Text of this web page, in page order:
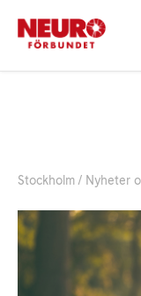
Stockholm Nyheter